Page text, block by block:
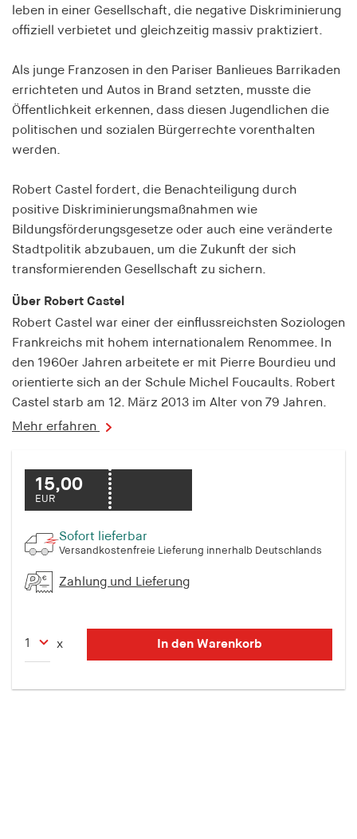
leben in einer Gesellschaft, die negative Diskriminierung
offiziell verbietet und gleichzeitig massiv praktiziert.
Als junge Franzosen in den Pariser Banlieues Barrikaden
errichteten und Autos in Brand setzten, musste die
Öffentlichkeit erkennen, dass diesen Jugendlichen die
politischen und sozialen Bürgerrechte vorenthalten
werden.
Robert Castel fordert, die Benachteiligung durch
positive Diskriminierungsmaßnahmen wie
Bildungsförderungsgesetze oder auch eine veränderte
Stadtpolitik abzubauen, um die Zukunft der sich
transformierenden Gesellschaft zu sichern.
Über Robert Castel
Robert Castel war einer der einflussreichsten Soziologen
Frankreichs mit hohem internationalem Renommee. In
den 1960er Jahren arbeitete er mit Pierre Bourdieu und
orientierte sich an der Schule Michel Foucaults. Robert
Castel starb am 12. März 2013 im Alter von 79 Jahren.
Mehr erfahren
15,00
EUR
Sofort lieferbar
Versandkostenfreie Lieferung innerhalb Deutschlands
Zahlung und Lieferung
x In den Warenkorb
Sitzung
fonts_loaded
Name:
fonts_loaded
Cookie Laufzeit:
7 Tage